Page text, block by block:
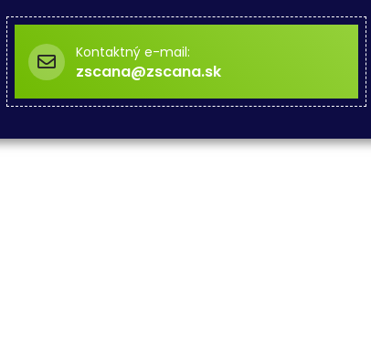
Kontaktný e-mail:
zscana@zscana.sk